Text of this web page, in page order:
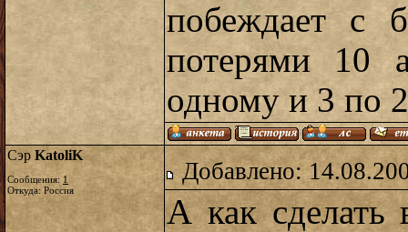
побеждает с
потерями 10
одному и 3 по
Сэр KatoliK
Сообщения: 1
Откуда: Россия
Добавлено:
А как сделать